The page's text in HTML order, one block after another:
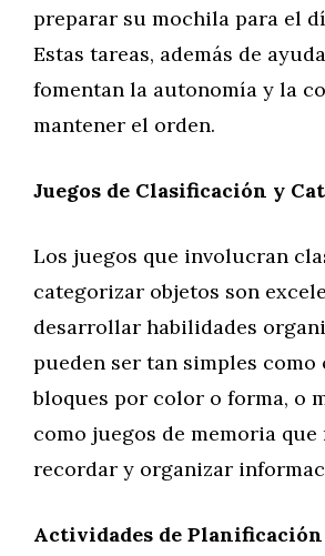
preparar su mochila para el
Estas tareas, además de
fomentan la autonomía y la
mantener el orden.
Juegos de Clasificación y
Los juegos que involucran
categorizar objetos son
desarrollar habilidades
pueden ser tan simples como
bloques por color o forma, o
como juegos de memoria
recordar y organizar
Actividades de